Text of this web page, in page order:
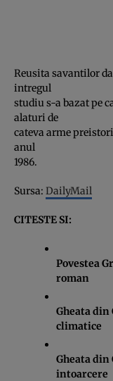
Reusita savantilor
intregul
studiu s-a bazat pe
alaturi de
cateva arme
anul
1986.
Sursa: DailyMail
CITESTE SI:
Povestea
roman
Gheata
climatice
Gheata din
intoarcere